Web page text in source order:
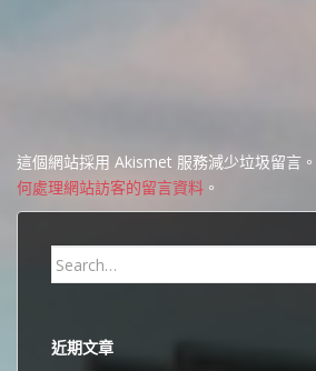
這個網站採用 Akismet 服務減少垃圾留言。
何處理網站訪客的留言資料 。
Search
for:
近期文章